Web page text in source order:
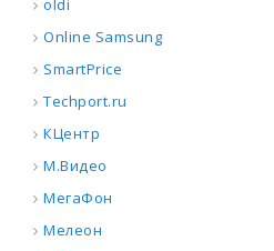
oldi
Online Samsung
SmartPrice
Techport.ru
КЦентр
М.Видео
МегаФон
Мелеон